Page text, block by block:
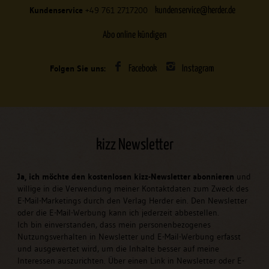
Kundenservice +49 761 2717200 kundenservice@herder.de
Abo online kündigen
Folgen Sie uns: Facebook Instagram
kizz Newsletter
Ja, ich möchte den kostenlosen kizz-Newsletter abonnieren und
willige in die Verwendung meiner Kontaktdaten zum Zweck des
E-Mail-Marketings durch den Verlag Herder ein. Den Newsletter
oder die E-Mail-Werbung kann ich jederzeit abbestellen.
Ich bin einverstanden, dass mein personenbezogenes
Nutzungsverhalten in Newsletter und E-Mail-Werbung erfasst
und ausgewertet wird, um die Inhalte besser auf meine
Interessen auszurichten. Über einen Link in Newsletter oder E-